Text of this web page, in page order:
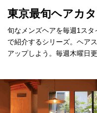
東京最旬ヘアカ
旬なメンズヘアを毎週1ス
で紹介するシリーズ。ヘア
アップしよう。毎週木曜日更